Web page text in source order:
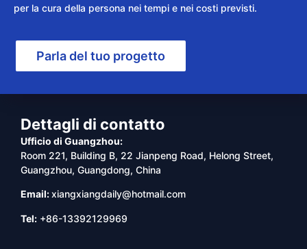
per la cura della persona nei tempi e nei costi previsti.
Parla del tuo progetto
Dettagli di contatto
Ufficio di Guangzhou:
Room 221, Building B, 22 Jianpeng Road, Helong Street,
Guangzhou, Guangdong, China
Email:xiangxiangdaily@hotmail.com
Tel: +86-13392129969